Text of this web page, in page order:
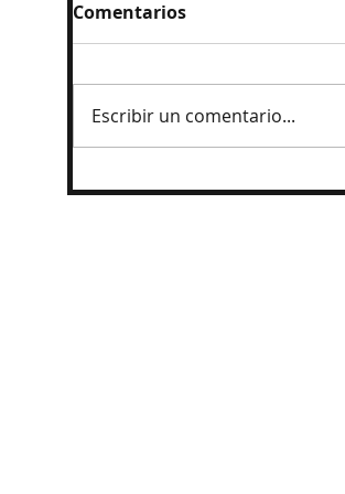
Comentarios
Escribir un comentario...